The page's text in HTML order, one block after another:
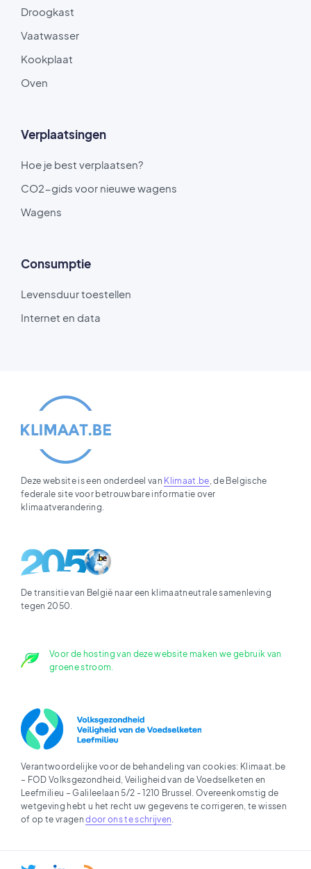
Droogkast
Vaatwasser
Kookplaat
Oven
Verplaatsingen
Hoe je best verplaatsen?
CO2-gids voor nieuwe wagens
Wagens
Consumptie
Levensduur toestellen
Internet en data
Deze website is een onderdeel van Klimaat.be , de Belgische
federale site voor betrouwbare informatie over
klimaatverandering.
De transitie van België naar een klimaatneutrale samenleving
tegen 2050.
Voor de hosting van deze website maken we gebruik van
groene stroom.
Verantwoordelijke voor de behandeling van cookies: Klimaat.be
– FOD Volksgezondheid, Veiligheid van de Voedselketen en
Leefmilieu – Galileelaan 5/2 - 1210 Brussel. Overeenkomstig de
wetgeving hebt u het recht uw gegevens te corrigeren, te wissen
of op te vragendoor ons te schrijven.